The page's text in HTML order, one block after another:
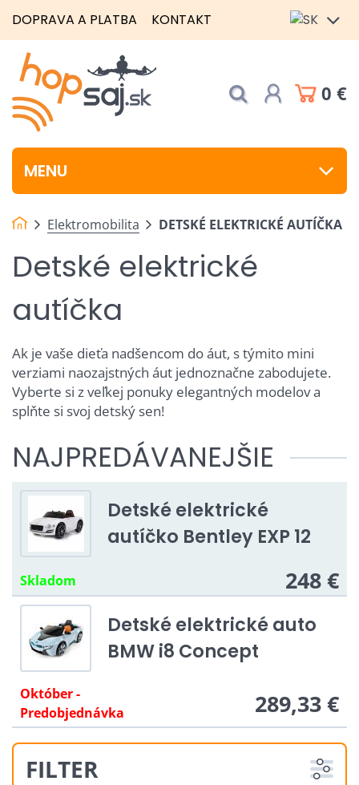
DOPRAVA A PLATBA KONTAKT
0 €
MENU
Elektromobilita DETSKÉ ELEKTRICKÉ AUTÍČKA
Detské elektrické
autíčka
Ak je vaše dieťa nadšencom do áut, s týmito mini
verziami naozajstných áut jednoznačne zabodujete.
Vyberte si z veľkej ponuky elegantných modelov a
splňte si svoj detský sen!
NAJPREDÁVANEJŠIE
Detské elektrické
autíčko Bentley EXP 12
Skladom 248 €
Detské elektrické auto
BMW i8 Concept
Október -
Predobjednávka
289,33 €
FILTER